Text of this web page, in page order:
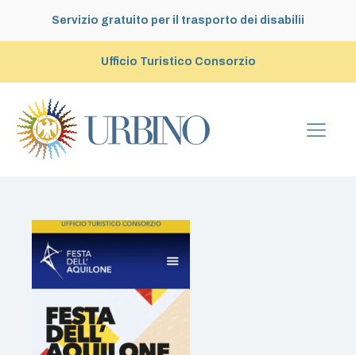
Servizio gratuito per il trasporto dei disabilii
Ufficio Turistico Consorzio